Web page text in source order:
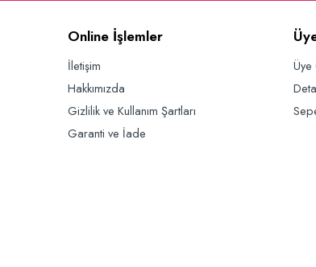
Online İşlemler
İletişim
Hakkımızda
Gizlilik ve Kullanım Şartları
Garanti ve İade
Üye